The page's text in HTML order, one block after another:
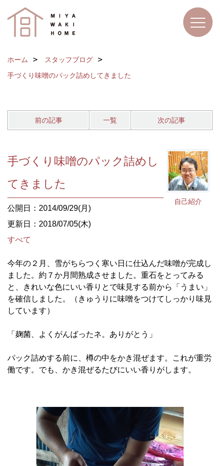
ホーム
スタッフブログ
手づくり味噌のパック詰めしてきました
前の記事 一覧 次の記事
自己紹介
手づくり味噌のパック詰めし
てきました
公開日：2014/09/29(月)
更新日：2018/07/05(木)
すべて
今年の２月、雪がちらつく寒い日に仕込んだ味噌が完成し
ました。約７か月間熟成させました。重石をとってみる
と、きれいな色にいい香りとで味見する前から「うまい」
を確信しました。（きゅうりに味噌をつけてしっかり味見
しています）
「麹菌、よくがんばったネ。ありがとう」
パック詰めする前に、樽の中をかき混ぜます。これが重労
働です。でも、かき混ぜるたびにいい香りがします。